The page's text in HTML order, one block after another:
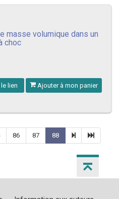
masse volumique dans un
choc
lien Ajouter à mon panier
86 87 88